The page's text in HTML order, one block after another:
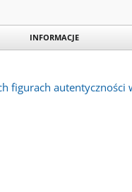
INFORMACJE
figurach autentyczności